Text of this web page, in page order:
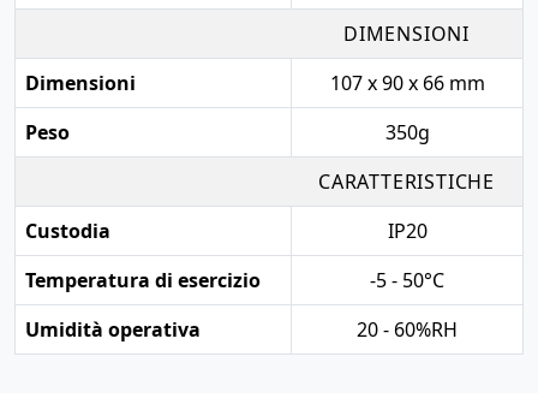
DIMENSIONI
Dimensioni
107 x 90 x 66 mm
Peso
350g
CARATTERISTICHE
Custodia
IP20
Temperatura di esercizio
-5 - 50°C
Umidità operativa
20 - 60%RH